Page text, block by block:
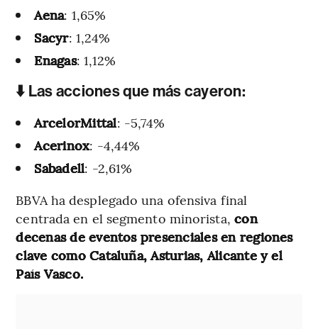
Aena: 1,65%
Sacyr: 1,24%
Enagas: 1,12%
⬇️ Las acciones que más cayeron:
ArcelorMittal: -5,74%
Acerinox: -4,44%
Sabadell: -2,61%
BBVA ha desplegado una ofensiva final
centrada en el segmento minorista, con
decenas de eventos presenciales en regiones
clave como Cataluña, Asturias, Alicante y el
País Vasco.